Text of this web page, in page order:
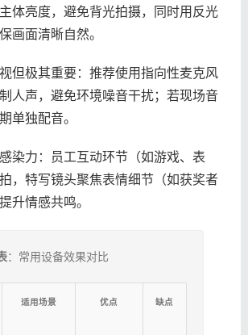
体亮度，避免背光拍摄，同时用反光
画面清晰自然。
但极其重要：推荐使用指向性麦克风
人声，避免环境噪音干扰；若现场音
单独配音。
染力：员工互动环节（如游戏、表
，特写镜头聚焦表情细节（如获奖者
升情感共鸣。
​：常用设备效果对比
适用场景 优点 缺点